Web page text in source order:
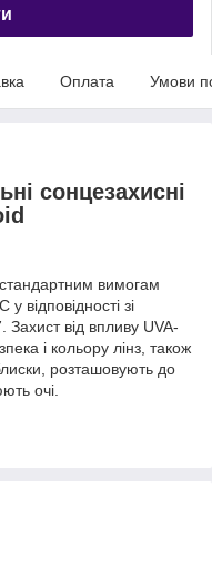
Оплата Умови
сонцезахисні
вимогам
відповідності зі
від впливу UVA-
і кольору лінз, також
розташовують до
очі.